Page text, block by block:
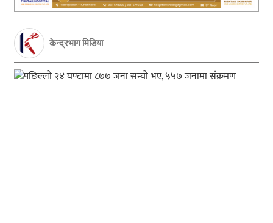
केन्द्रभाग मिडिया